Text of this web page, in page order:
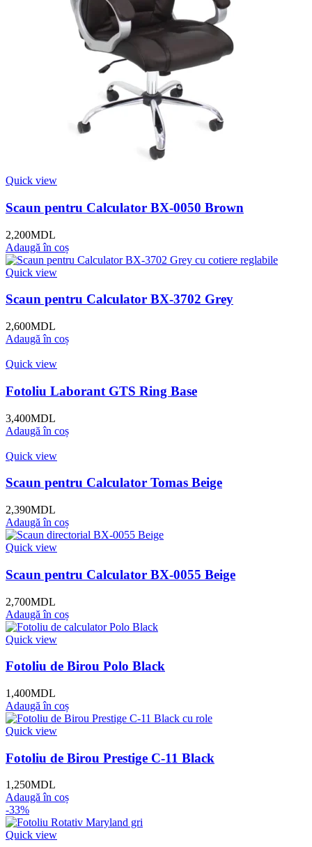
Quick view
Scaun pentru Calculator BX-0050 Brown
2,200MDL
Adaugă în coș
Quick view
Scaun pentru Calculator BX-3702 Grey
2,600MDL
Adaugă în coș
Quick view
Fotoliu Laborant GTS Ring Base
3,400MDL
Adaugă în coș
Quick view
Scaun pentru Calculator Tomas Beige
2,390MDL
Adaugă în coș
Quick view
Scaun pentru Calculator BX-0055 Beige
2,700MDL
Adaugă în coș
Quick view
Fotoliu de Birou Polo Black
1,400MDL
Adaugă în coș
Quick view
Fotoliu de Birou Prestige C-11 Black
1,250MDL
Adaugă în coș
-33%
Quick view